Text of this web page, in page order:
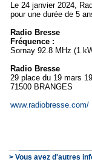
Le 24 janvier 2024,
pour une durée de 5
Radio Bresse
Fréquence :
Sornay 92.8 MHz (1
Radio Bresse
29 place du 19 mars
71500 BRANGES
www.radiobresse.com/
> Vous avez d'autres